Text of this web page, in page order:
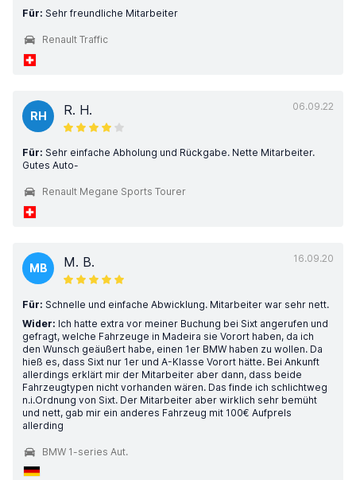
Für: Sehr freundliche Mitarbeiter
Renault Traffic
06.09.22
RH R. H.
Für: Sehr einfache Abholung und Rückgabe. Nette Mitarbeiter.
Gutes Auto-
Renault Megane Sports Tourer
16.09.20
MB M. B.
Für: Schnelle und einfache Abwicklung. Mitarbeiter war sehr nett.
Wider: Ich hatte extra vor meiner Buchung bei Sixt angerufen und
gefragt, welche Fahrzeuge in Madeira sie Vorort haben, da ich
den Wunsch geäußert habe, einen 1er BMW haben zu wollen. Da
hieß es, dass Sixt nur 1er und A-Klasse Vorort hätte. Bei Ankunft
allerdings erklärt mir der Mitarbeiter aber dann, dass beide
Fahrzeugtypen nicht vorhanden wären. Das finde ich schlichtweg
n.i.Ordnung von Sixt. Der Mitarbeiter aber wirklich sehr bemüht
und nett, gab mir ein anderes Fahrzeug mit 100€ AufpreIs
allerding
BMW 1-series Aut.